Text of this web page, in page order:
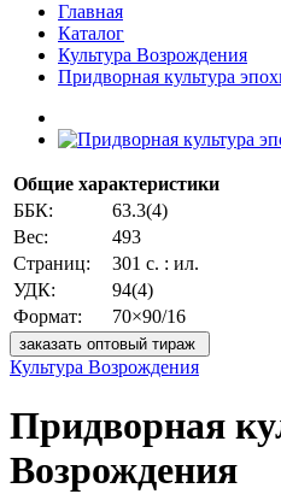
Главная
Каталог
Культура Возрождения
Придворная культура
Общие характеристики
ББК:
63.3(4)
Вес:
493
Страниц:
301 с. : ил.
УДК:
94(4)
Формат:
70×90/16
заказать оптовый тираж
Культура Возрождения
Придворная
Возрождения